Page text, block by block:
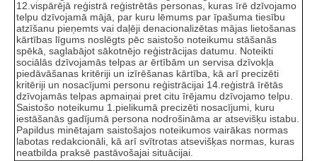
12.vispārējā reģistrā reģistrētās personas, kuras īrē dzīvojamo
telpu dzīvojamā mājā, par kuru lēmums par īpašuma tiesību
atzīšanu pieņemts vai daļēji denacionalizētas mājas lietošanas
kārtības līgums noslēgts pēc saistošo noteikumu stāšanās
spēkā, saglabājot sākotnējo reģistrācijas datumu. Noteikti
sociālās dzīvojamās telpas ar ērtībām un servisa dzīvokļa
piedāvāšanas kritēriji un izīrēšanas kārtība, kā arī precizēti
kritēriji un nosacījumi personu reģistrācijai 14.reģistrā īrētās
dzīvojamās telpas apmaiņai pret citu īrējamu dzīvojamo telpu.
Saistošo noteikumu 1.pielikumā precizēti nosacījumi, kuru
iestāšanās gadījumā persona nodrošināma ar atsevišķu istabu.
Papildus minētajam saistošajos noteikumos vairākas normas
labotas redakcionāli, kā arī svītrotas atsevišķas normas, kuras
neatbilda praksē pastāvošajai situācijai.